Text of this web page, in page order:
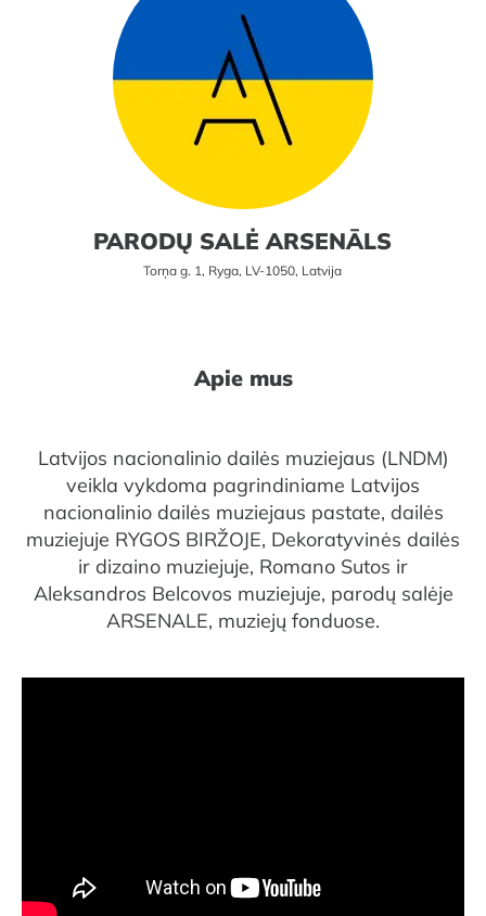
PARODŲ SALĖ ARSENĀLS
Torņa g. 1, Ryga, LV-1050, Latvija
Apie mus
Latvijos nacionalinio dailės muziejaus (LNDM)
veikla vykdoma pagrindiniame Latvijos
nacionalinio dailės muziejaus pastate, dailės
muziejuje RYGOS BIRŽOJE, Dekoratyvinės dailės
ir dizaino muziejuje, Romano Sutos ir
Aleksandros Belcovos muziejuje, parodų salėje
ARSENALE, muziejų fonduose.